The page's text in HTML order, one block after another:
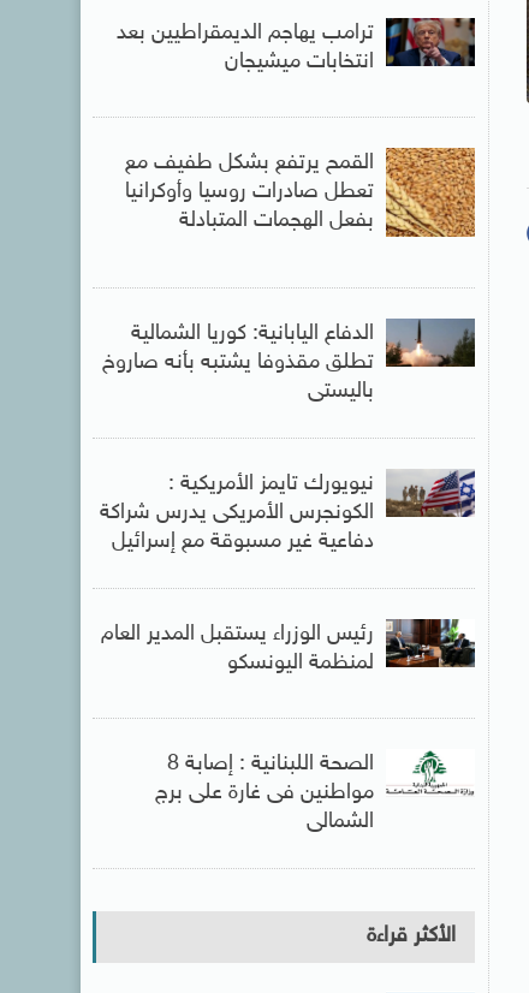
ترامب يهاجم الديمقراطيين بعد
انتخابات ميشيجان
القمح يرتفع بشكل طفيف مع
تعطل صادرات روسيا وأوكرانيا
بفعل الهجمات المتبادلة
الدفاع اليابانية: كوريا الشمالية
تطلق مقذوفا يشتبه بأنه صاروخ
باليستى
نيويورك تايمز الأمريكية :
الكونجرس الأمريكى يدرس شراكة
دفاعية غير مسبوقة مع إسرائيل
رئيس الوزراء يستقبل المدير العام
لمنظمة اليونسكو
الصحة اللبنانية : إصابة 8
مواطنين فى غارة على برج
الشمالى
الأكثر قراءة